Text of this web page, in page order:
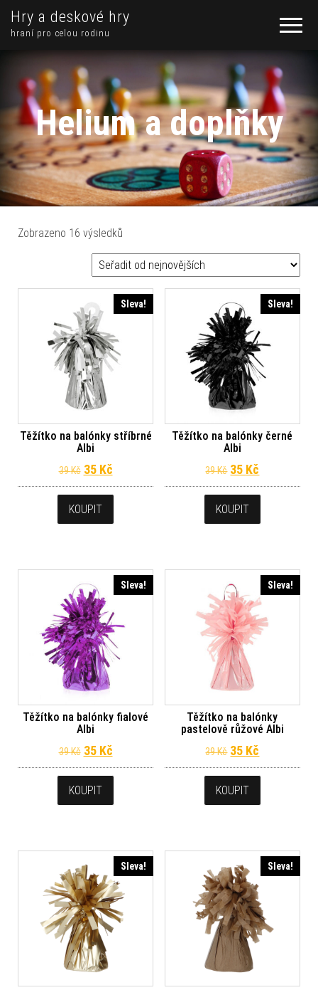
Hry a deskové hry
hraní pro celou rodinu
Helium a doplňky
Zobrazeno 16 výsledků
Sleva!
Těžítko na balónky stříbrné
Albi
39Kč Původní cena byla: 39 Kč.
35 KčAktuální cena je: 35 Kč.
KOUPIT
Sleva!
Těžítko na balónky černé
Albi
39Kč Původní cena
35 Kč
KOUPIT
Sleva!
Těžítko na balónky fialové
Albi
39Kč Původní cena byla: 39 Kč.
35 KčAktuální cena je: 35 Kč.
KOUPIT
Sleva!
Těžítko na balónky
pastelově růžové Albi
39Kč Původní cena
35 Kč
KOUPIT
Sleva! Sleva!